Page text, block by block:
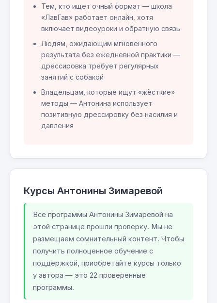
Тем, кто ищет очный формат — школа
«ЛавГав» работает онлайн, хотя
включает видеоуроки и обратную связь
Людям, ожидающим мгновенного
результата без ежедневной практики —
дрессировка требует регулярных
занятий с собакой
Владельцам, которые ищут «жёсткие»
методы — Антонина использует
позитивную дрессировку без насилия и
давления
Курсы Антонины Зимаревой
Все программы Антонины Зимаревой на
этой странице прошли проверку. Мы не
размещаем сомнительный контент. Чтобы
получить полноценное обучение с
поддержкой, приобретайте курсы только
у автора — это 22 проверенные
программы.